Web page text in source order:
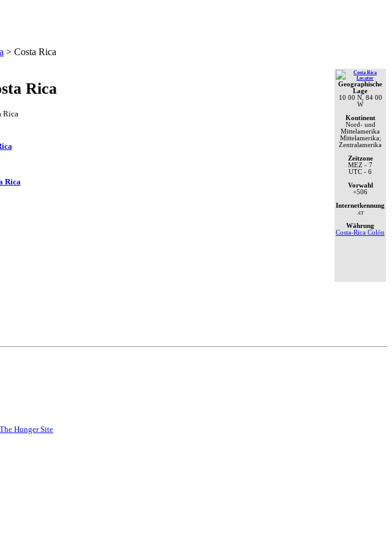
> Costa Rica
Rica
Rica
Geographische
Lage
10 00 N, 84 00
W
Kontinent
Nord- und
Mittelamerika
Mittelamerika;
Zentralamerika
Zeitzone
MEZ - 7
UTC - 6
Vorwahl
+506
Internetkennung
.cr
Währung
Costa-Rica Colón